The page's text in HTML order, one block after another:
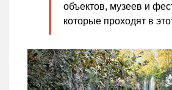
объектов, музеев и
которые проходят в